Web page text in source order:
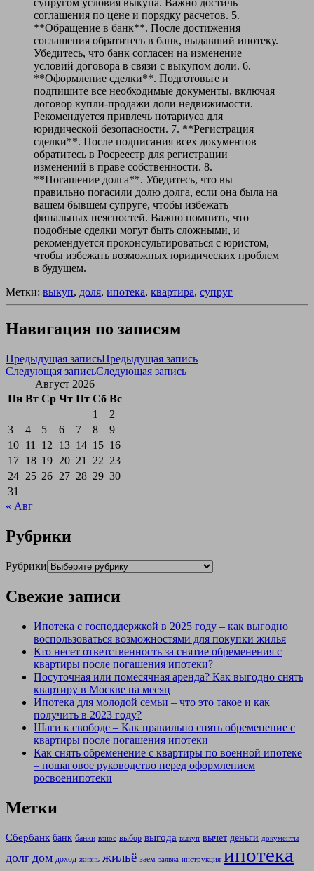
супругом условия выкупа. Важно достичь
соглашения по цене и порядку расчетов. 5.
**Обращение в банк**. После достижения
соглашения обратитесь в банк, выдавший ипотеку.
Убедитесь, что банк согласен на изменение
условий договора в связи с выкупом доли. 6.
**Оформление сделки**. Подготовьте и
подпишите все необходимые документы, включая
договор купли-продажи доли недвижимости.
Рекомендуется привлечь нотариуса для
юридической безопасности. 7. **Регистрация
сделки**. После подписания всех документов
обратитесь в Росреестр для регистрации
изменений в праве собственности. 8.
**Погашение долга**. Убедитесь, что вы
правильно погасили долю долга, если она была на
вашем бывшем супруге, чтобы избежать
финальных неясностей. Важно помнить, что
подобные сделки могут быть сложными, и
рекомендуется проконсультироваться с юристом,
чтобы избежать возможных юридических проблем
в будущем.
Метки: выкуп, доля, ипотека, квартира, супруг
Навигация по записям
Предыдущая записьПредыдущая запись
Следующая записьСледующая запись
Август 2026
Пн Вт Ср Чт Пт Сб Вс
1
2
3
4 5 6 7 8
9
10 11 12 13 14 15 16
17 18 19 20 21 22 23
24 25 26 27 28 29 30
31
« Авг
Рубрики
Рубрики
Свежие записи
Ипотека с господдержкой в 2025 году – как выгодно
воспользоваться возможностями для покупки жилья
Кто несет ответственность за снятие обременения с
квартиры после погашения ипотеки?
Посуточная или помесячная аренда? Как выгодно снять
квартиру в Москве на месяц
Ипотека для молодой семьи – что это такое и как
получить в 2023 году?
Шаги к свободе – Как правильно снять обременение с
квартиры после погашения ипотеки
Как снять обременение с квартиры по военной ипотеке
– пошаговое руководство перед оформлением
росвоенипотеки
Метки
Сбербанк банк банки взнос выбор выгода выкуп вычет деньги документы
долг дом доход жизнь жильё заем заявка инструкция ипотека